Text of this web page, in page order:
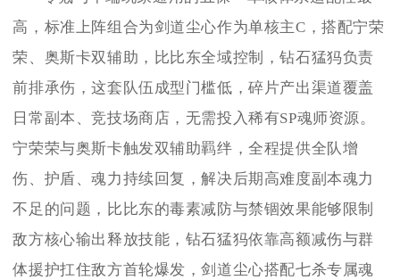
高，标准上阵组合为剑道尘心作为单核主C，搭配宁荣
荣、奥斯卡双辅助，比比东全域控制，钻石猛犸负责
前排承伤，这套队伍成型门槛低，碎片产出渠道覆盖
日常副本、竞技场商店，无需投入稀有SP魂师资源。
宁荣荣与奥斯卡触发双辅助羁绊，全程提供全队增
伤、护盾、魂力持续回复，解决后期高难度副本魂力
不足的问题，比比东的毒素减防与禁锢效果能够限制
敌方核心输出释放技能，钻石猛犸依靠高额减伤与群
体援护扛住敌方首轮爆发，剑道尘心搭配七杀专属魂